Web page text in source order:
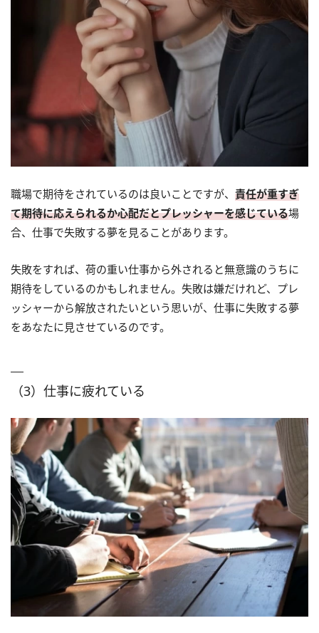
職場で期待をされているのは良いことですが、 責任が重すぎ
て期待に応えられるか心配だとプレッシャーを感じている場
合、仕事で失敗する夢を見ることがあります。
失敗をすれば、荷の重い仕事から外されると無意識のうちに
期待をしているのかもしれません。失敗は嫌だけれど、プレ
ッシャーから解放されたいという思いが、仕事に失敗する夢
をあなたに見させているのです。
（3）仕事に疲れている